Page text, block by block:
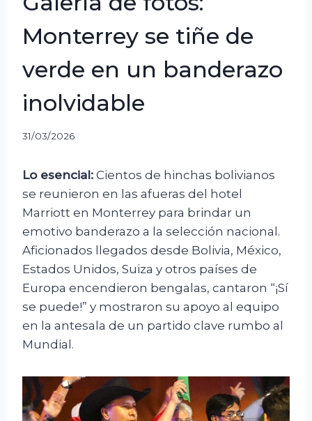
Monterrey se tiñe de
verde en un banderazo
inolvidable
31/03/2026
Lo esencial: Cientos de hinchas bolivianos
se reunieron en las afueras del hotel
Marriott en Monterrey para brindar un
emotivo banderazo a la selección nacional.
Aficionados llegados desde Bolivia, México,
Estados Unidos, Suiza y otros países de
Europa encendieron bengalas, cantaron “¡Sí
se puede!” y mostraron su apoyo al equipo
en la antesala de un partido clave rumbo al
Mundial.